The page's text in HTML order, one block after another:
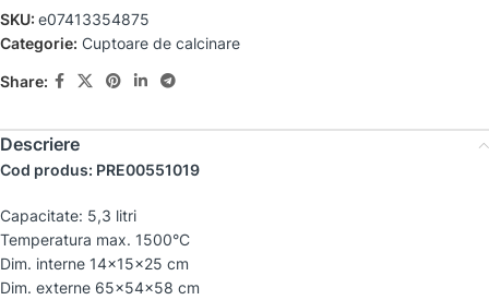
SKU: e07413354875
Categorie: Cuptoare de calcinare
Share:
Descriere
Cod produs: PRE00551019
Capacitate: 5,3 litri
Temperatura max. 1500°C
Dim. interne 14x15x25 cm
Dim. externe 65x54x58 cm